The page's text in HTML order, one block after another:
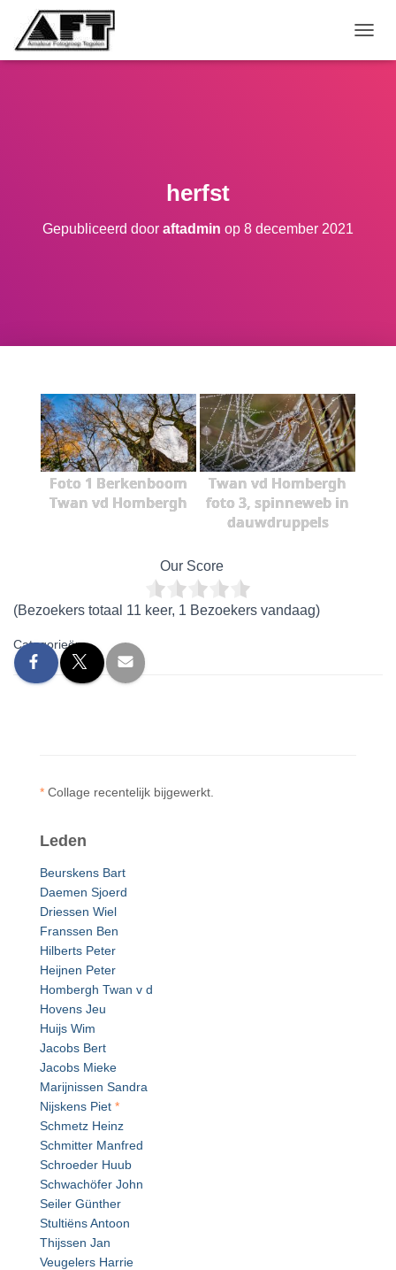
herfst
Gepubliceerd door aftadmin op 8 december 2021
Foto 1 Berkenboom
Twan vd Hombergh
Twan vd Hombergh
foto 3, spinneweb in
dauwdruppels
Our Score
(Bezoekers totaal 11 keer, 1 Bezoekers vandaag)
Categorieën:
* Collage recentelijk bijgewerkt.
Leden
Beurskens Bart
Daemen Sjoerd
Driessen Wiel
Franssen Ben
Hilberts Peter
Heijnen Peter
Hombergh Twan v d
Hovens Jeu
Huijs Wim
Jacobs Bert
Jacobs Mieke
Marijnissen Sandra
Nijskens Piet *
Schmetz Heinz
Schmitter Manfred
Schroeder Huub
Schwachöfer John
Seiler Günther
Stultiëns Antoon
Thijssen Jan
Veugelers Harrie